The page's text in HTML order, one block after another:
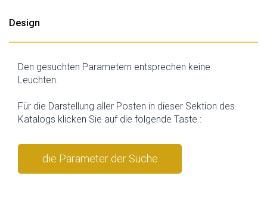
Design
Den gesuchten Parametern entsprechen keine
Leuchten.
Für die Darstellung aller Posten in dieser Sektion des
Katalogs klicken Sie auf die folgende Taste.:
die Parameter der Suche